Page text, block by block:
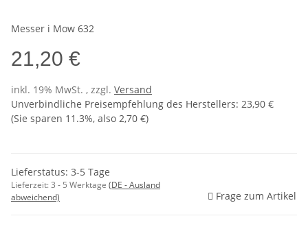
Messer i Mow 632
21,20 €
inkl. 19% MwSt. , zzgl. Versand
Unverbindliche Preisempfehlung des Herstellers: 23,90 €
(Sie sparen 11.3%, also 2,70 €)
Lieferstatus: 3-5 Tage
Lieferzeit:3 - 5 Werktage (DE - Ausland
abweichend)
Frage zum Artikel